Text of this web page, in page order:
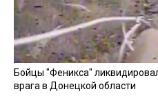
Бойцы "Феникса"
врага в Донецкой области